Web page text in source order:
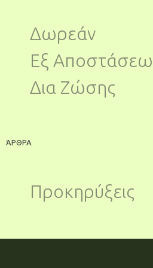
Δωρεάν
Εξ
Δια Ζώσης
ΆΡΘΡΑ
Προκηρύξεις